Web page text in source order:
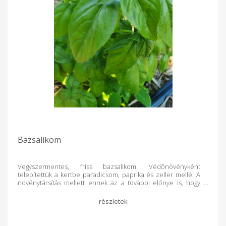
Bazsalikom
Vegyszermentes, friss bazsalikom. Védőnövényként
telepítettük a kertbe paradicsom, paprika és zeller mellé. A
növénytársítás mellett ennek az a további előnye is, hogy
konyha nagyon kedveli. Valamilyen tésztás étel mellé, vagy
azzal összekeverve, mellé valamilyen paradicsomos szósz,